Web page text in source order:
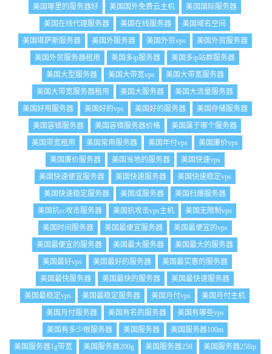
美国哪里的服务器好
美国国外免费云主机
美国国际服务器
美国在线代理服务器
美国在线服务器
美国域名空间
美国堪萨斯服务器
美国外服务器 美国外贸vps
美国外贸服务器
美国外贸服务器租用
美国多ip服务器
美国多ip站群服务器
美国大型服务器
美国大带宽vps
美国大带宽服务器
美国大带宽服务器租用
美国大服务器
美国大流量服务器
美国好用服务器
美国好的vps 美国好的服务器
美国存储服务器
美国容错服务器
美国容错服务器价格
美国属于哪个服务器
美国带宽租用
美国常用服务器 美国年付vps
美国廉价vps
美国廉价服务器
美国当地的服务器
美国快速vps
美国快速便宜服务器
美国快速服务器
美国快速稳定vps
美国快速稳定服务器
美国成服务器
美国扫爆服务器
美国抗cc攻击服务器
美国抗攻击vps主机
美国无限制vps
美国时间服务器
美国最便宜服务器
美国最便宜的vps
美国最便宜的服务器
美国最大服务器
美国最大的服务器
美国最好vps
美国最好的服务器
美国最实惠的服务器
美国最快服务器
美国最快的服务器
美国最快速服务器
美国最稳定vps
美国最稳定服务器 美国月付vps
美国月付主机
美国月付服务器
美国有名的服务器
美国有哪些vps
美国有多少根服务器
美国服务器
美国服务器100m
美国服务器1g带宽
美国服务器200g 美国服务器258
美国服务器258ip